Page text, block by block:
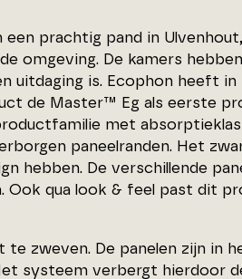
een prachtig pand in
omgeving. De kamers
uitdaging is. Ecophon heeft
de Master™ Eg als eerste
met
paneelranden. Het
hebben. De verschillende
Ook qua look & feel past dit
te zweven. De panelen zijn in
systeem verbergt hierdoor